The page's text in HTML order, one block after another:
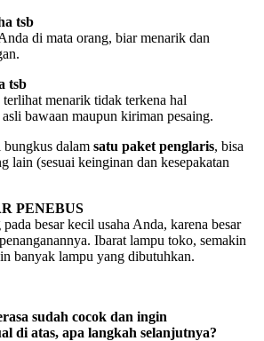
tsb
di mata orang, biar menarik dan
tsb
menarik tidak terkena hal
bawaan maupun kiriman pesaing.
dalam satu paket penglaris, bisa
lain (sesuai keinginan dan kesepakatan
PENEBUS
besar kecil usaha Anda, karena besar
Ibarat lampu toko, semakin
banyak lampu yang dibutuhkan.
sudah cocok dan ingin
di atas, apa langkah selanjutnya?